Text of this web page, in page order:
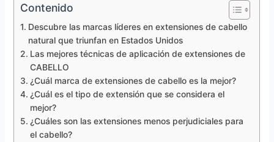
Contenido
Descubre las marcas líderes en extensiones de cabello
natural que triunfan en Estados Unidos
Las mejores técnicas de aplicación de extensiones de
CABELLO
¿Cuál marca de extensiones de cabello es la mejor?
¿Cuál es el tipo de extensión que se considera el
mejor?
¿Cuáles son las extensiones menos perjudiciales para
el cabello?